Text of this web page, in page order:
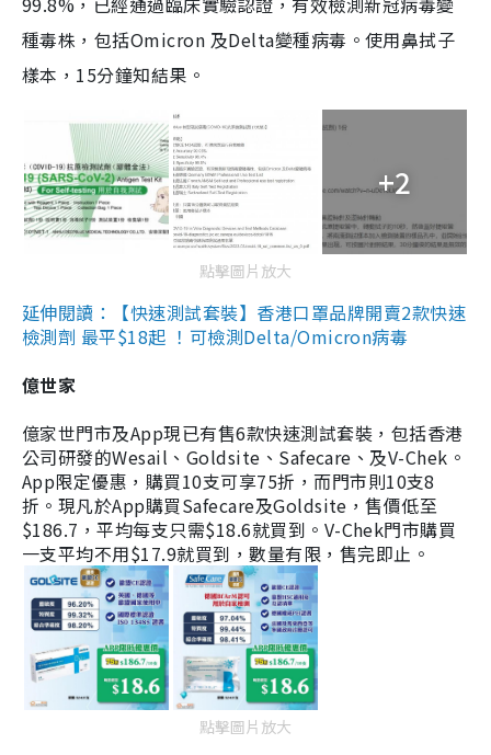
種毒株，包括Omicron 及Delta變種病毒。使用鼻拭子
樣本，15分鐘知結果。
+2
點擊圖片放大
延伸閱讀：【快速測試套裝】香港口罩品牌開賣2款快速
檢測劑 最平$18起 ！可檢測Delta/Omicron病毒
億世家
億家世門市及App現已有售6款快速測試套裝，包括香港
公司研發的Wesail、Goldsite、Safecare、及V-Chek。
App限定優惠，購買10支可享75折，而門市則10支8
折。現凡於App購買Safecare及Goldsite，售價低至
$186.7，平均每支只需$18.6就買到。V-Chek門市購買
一支平均不用$17.9就買到，數量有限，售完即止。
點擊圖片放大